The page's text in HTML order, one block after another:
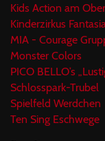
Kids Action am
Kinderzirkus
MIA - Courage
Monster Colors
PICO BELLO’s
Schlosspark-Trubel
Spielfeld Werdchen
Ten Sing Eschwege